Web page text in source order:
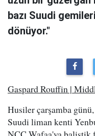
bazı Suudi
dönüyor."
Gaspard Rouffin |
Husiler çarşamba
Suudi liman kenti